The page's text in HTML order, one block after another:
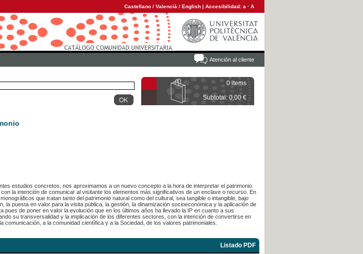
Castellano / Valencià / English | Accesibilidad: a · A
Atención al cliente
0 items
Subtotal: 0,00 €
estudios concretos, nos aproximamos a un nuevo concepto a la hora de interpretar el patrimonio
la intención de comunicar al visitante los elementos más significativos de un enclave o recurso. En
que tratan tanto del patrimonio natural como del cultural, sea tangible o intangible, bajo
la puesta en valor para la visita pública, la gestión, la dinamización socioeconómica y la aplicación de
pues de poner en valor la evolución que en los últimos años ha llevado la IP en cuanto a sus
su transversalidad y la implicación de los diferentes sectores, con la intención de convertirse en
comunicación, a la comunidad científica y a la Sociedad, de los valores patrimoniales.
Listado PDF